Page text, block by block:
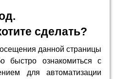
сделать?
данной страницы
быстро ознакомиться с
для автоматизации